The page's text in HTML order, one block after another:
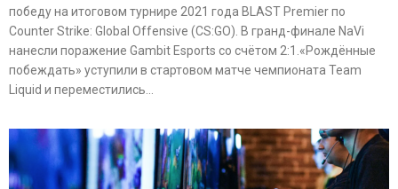
победу на итоговом турнире 2021 года BLAST Premier по
Counter Strike: Global Offensive (CS:GO). В гранд-финале NaVi
нанесли поражение Gambit Esports со счётом 2:1.«Рождённые
побеждать» уступили в стартовом матче чемпионата Team
Liquid и переместились...